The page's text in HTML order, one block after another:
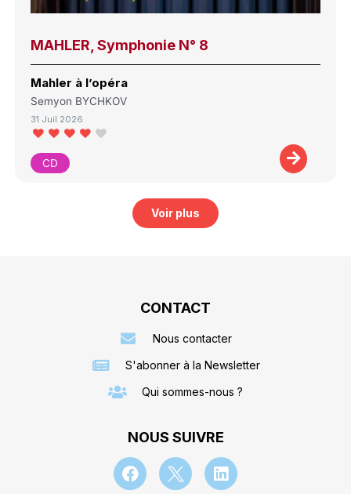
MAHLER, Symphonie N° 8
Mahler à l’opéra
Semyon BYCHKOV
31 Juil 2026
CD
Voir plus
CONTACT
Nous contacter
S'abonner à la Newsletter
Qui sommes-nous ?
NOUS SUIVRE